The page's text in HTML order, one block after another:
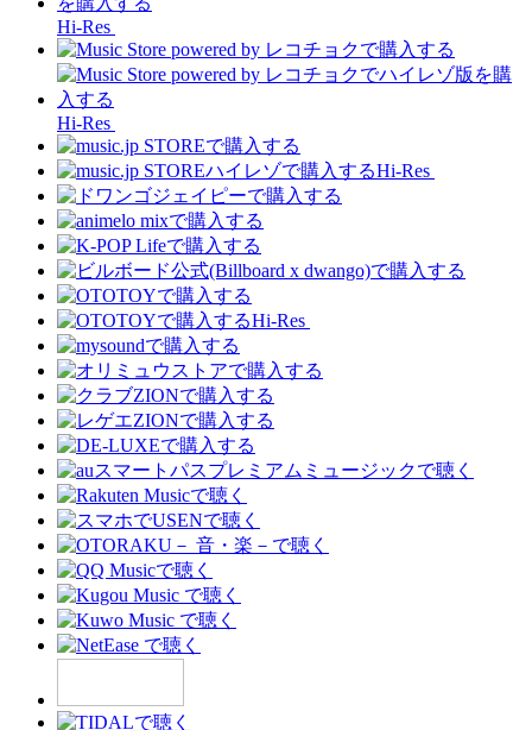
Hi-Res
Hi-Res
Hi-Res
Hi-Res